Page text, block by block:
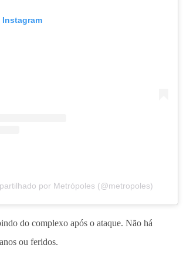
Instagram
por Metrópoles (@metropoles)
do complexo após o ataque. Não há
ou feridos.